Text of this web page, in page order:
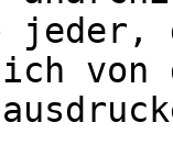
jeder,
von